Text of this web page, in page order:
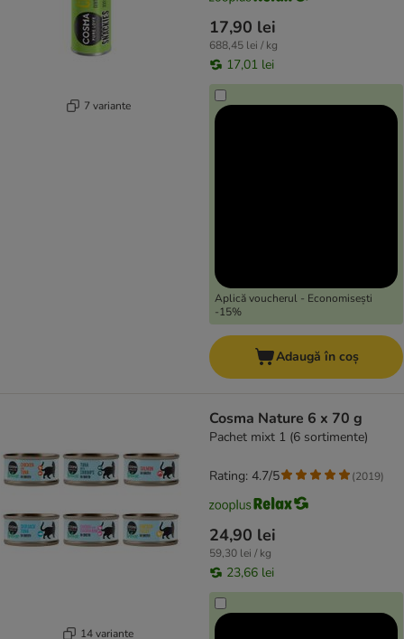
7 variante
17,90 lei
688,45 lei / kg
17,01 lei
Aplică voucherul - Economisești
-15%
Adaugă în coș
14 variante
Cosma Nature 6 x 70 g
Pachet mixt 1 (6 sortimente)
24,90 lei
59,30 lei / kg
23,66 lei
Rating: 4.7/5 (2019)